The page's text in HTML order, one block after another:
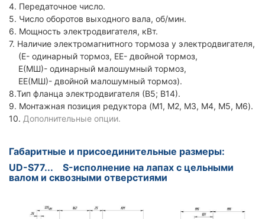
4. Передаточное число.
5. Число оборотов выходного вала, об/мин.
6. Мощность электродвигателя, кВт.
7. Наличие электромагнитного тормоза у электродвигателя,
(Е- одинарный тормоз, ЕЕ- двойной тормоз,
Е(МШ)- одинарный малошумный тормоз,
ЕЕ(МШ)- двойной малошумный тормоз).
8.Тип фланца электродвигателя (В5; В14).
9. Монтажная позиция редуктора (M1, M2, M3, M4, M5, M6).
10. Дополнительные опции.
Габаритные и присоединительные размеры:
UD-S77... S-исполнение на лапах с цельными
валом и сквозными отверстиями